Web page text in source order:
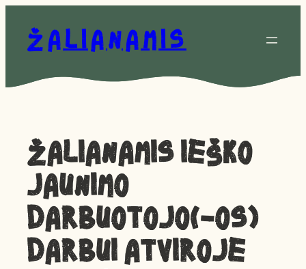
prie
turinio
Žalianamis
ŽALIANAMIS IEŠKO
JAUNIMO
DARBUOTOJO(-OS)
DARBUI ATVIROJE